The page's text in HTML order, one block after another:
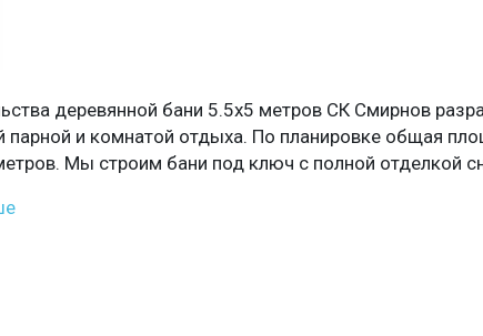
деревянной бани 5.5х5 метров СК Смирнов
парной и комнатой отдыха. По планировке общая
Мы строим бани под ключ с полной отделкой